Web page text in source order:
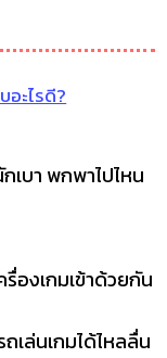
ะไรดี?
เบา พกพาไปไหน
องเกมเข้าด้วยกัน
เล่นเกมได้ไหลลื่น